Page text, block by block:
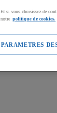
Et si vous choisissez de
notre politique de cookies.
PARAMETRES